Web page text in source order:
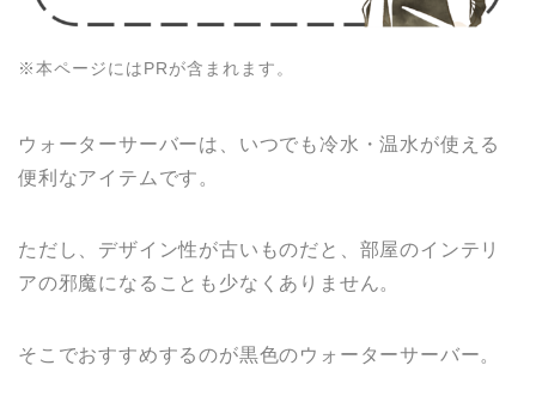
※本ページにはPRが含まれます。
ウォーターサーバーは、いつでも冷水・温水が使える
便利なアイテムです。
ただし、デザイン性が古いものだと、部屋のインテリ
アの邪魔になることも少なくありません。
そこでおすすめするのが黒色のウォーターサーバー。